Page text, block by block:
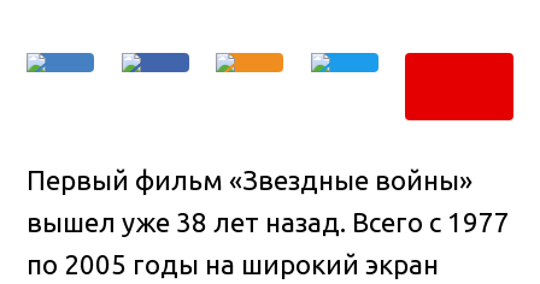
Первый фильм «Звездные войны»
вышел уже 38 лет назад. Всего с 1977
по 2005 годы на широкий экран